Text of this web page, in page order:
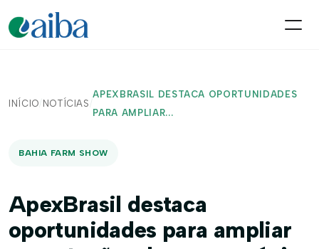
INÍCIO/ NOTÍCIAS /
APEXBRASIL DESTACA OPORTUNIDADES
PARA AMPLIAR...
BAHIA FARM SHOW
ApexBrasil destaca
oportunidades para ampliar